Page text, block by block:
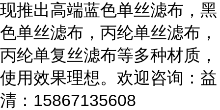
现推出高端蓝色单丝滤布，黑
色单丝滤布，丙纶单丝滤布，
丙纶单复丝滤布等多种材质，
使用效果理想。欢迎咨询：益
清：15867135608